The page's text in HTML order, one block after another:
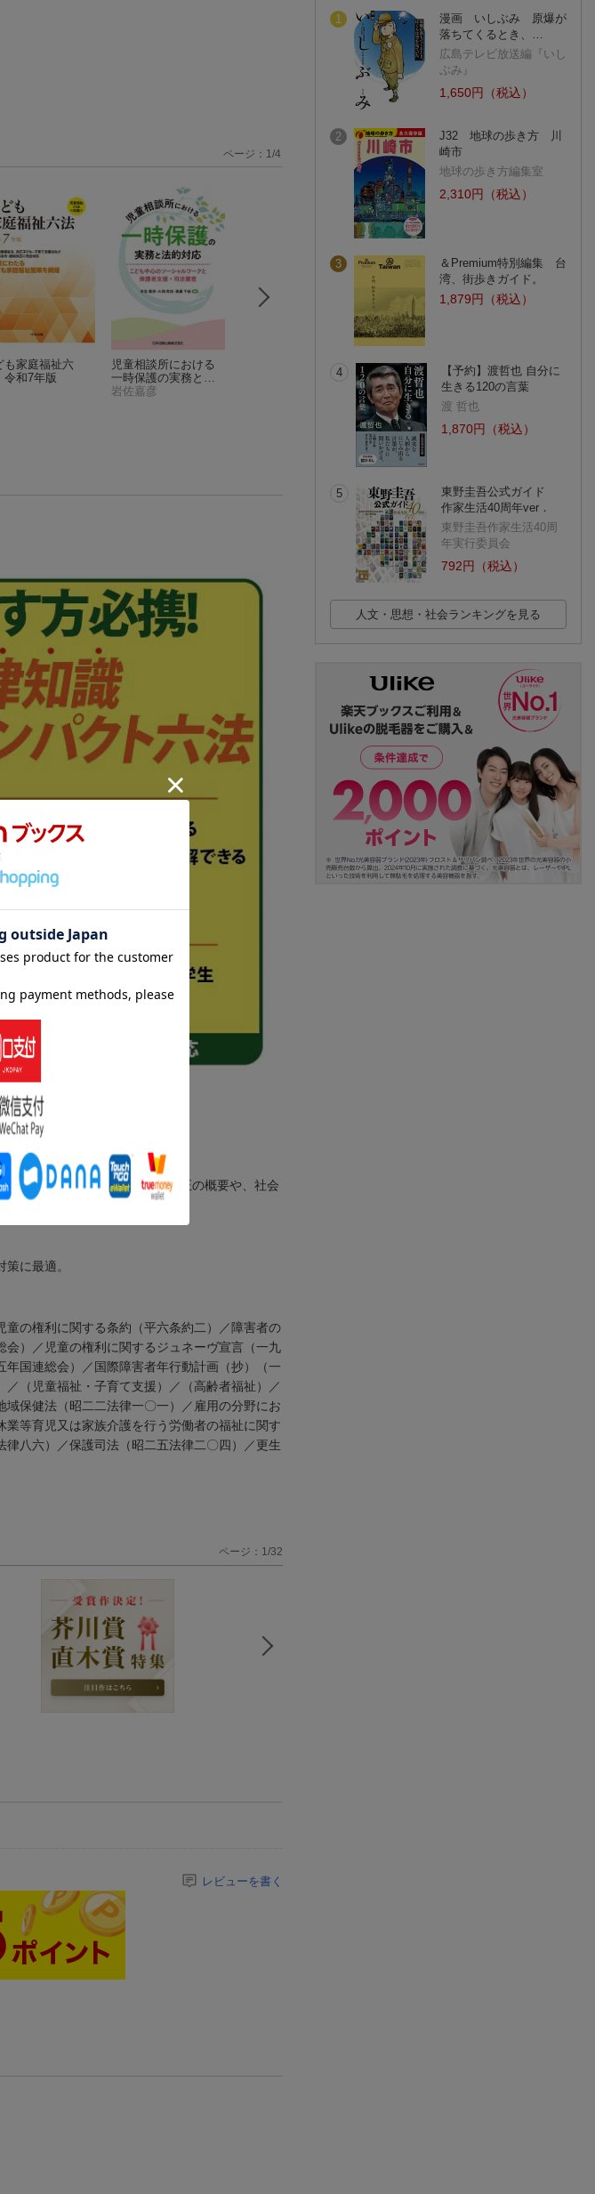
も家庭福祉六
和7年版
児童相談所における
一時保護の実務と法
的対応ーーこども中
岩佐嘉彦
社会福祉六法 令和7
年版
社会福祉法規研究会
見て覚える！介
祉士国試ナビ2027
ページ： 1 /4
早く反映し発行する。主要改正の概要や、社会
に最適。
の権利に関する条約（平六条約二）／障害者の
）／児童の権利に関するジュネーヴ宣言（一九
国連総会）／国際障害者年行動計画（抄）（一
（児童福祉・子育て支援）／（高齢者福祉）／
域保健法（昭二二法律一〇一）／雇用の分野にお
等育児又は家族介護を行う労働者の福祉に関す
八六）／保護司法（昭二五法律二〇四）／更生
ページ：1/32
レビューを書く
1
漫画 いしぶみ 原爆が
落ちてくるとき、…
広島テレビ放送編『いし
ぶみ』
1,650円（税込）
2
J32 地球の歩き方 川
崎市
地球の歩き方編集室
2,310円（税込）
3
＆Premium特別編集 台
湾、街歩きガイド。
1,879円（税込）
4
【予約】渡哲也 自分に
生きる120の言葉
渡 哲也
1,870円（税込）
5
東野圭吾公式ガイド
作家生活40周年ver．
東野圭吾作家生活40周
年実行委員会
792円（税込）
人文・思想・社会ランキングを見る